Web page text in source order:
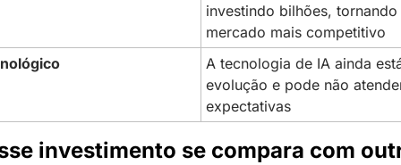
investindo bilhões,
mercado mais competitivo
A tecnologia de IA ainda
evolução e pode não
expectativas
investimento se compara com